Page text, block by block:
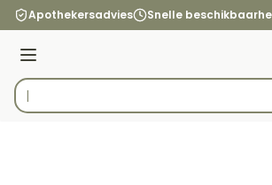
Ga naar de inhoud
Apothekersadvies Snelle
Menu
Product, merk, categorie...